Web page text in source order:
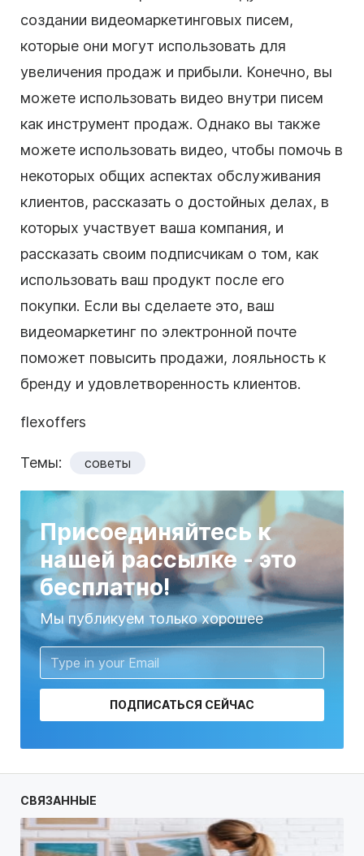
создании видеомаркетинговых писем,
которые они могут использовать для
увеличения продаж и прибыли. Конечно, вы
можете использовать видео внутри писем
как инструмент продаж. Однако вы также
можете использовать видео, чтобы помочь в
некоторых общих аспектах обслуживания
клиентов, рассказать о достойных делах, в
которых участвует ваша компания, и
рассказать своим подписчикам о том, как
использовать ваш продукт после его
покупки. Если вы сделаете это, ваш
видеомаркетинг по электронной почте
поможет повысить продажи, лояльность к
бренду и удовлетворенность клиентов.
flexoffers
Темы: советы
Присоединяйтесь к
нашей рассылке - это
бесплатно!
Мы публикуем только хорошее
ПОДПИСАТЬСЯ СЕЙЧАС
СВЯЗАННЫЕ